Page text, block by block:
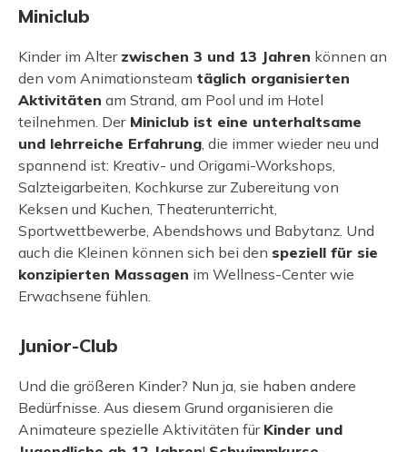
Miniclub
Kinder im Alter zwischen 3 und 13 Jahren können an
den vom Animationsteam täglich organisierten
Aktivitäten am Strand, am Pool und im Hotel
teilnehmen. DerMiniclub ist eine unterhaltsame
und lehrreiche Erfahrung, die immer wieder neu und
spannend ist: Kreativ- und Origami-Workshops,
Salzteigarbeiten, Kochkurse zur Zubereitung von
Keksen und Kuchen, Theaterunterricht,
Sportwettbewerbe, Abendshows und Babytanz. Und
auch die Kleinen können sich bei den speziell für sie
konzipierten Massagen im Wellness-Center wie
Erwachsene fühlen.
Junior-Club
Und die größeren Kinder? Nun ja, sie haben andere
Bedürfnisse. Aus diesem Grund organisieren die
Animateure spezielle Aktivitäten für Kinder und